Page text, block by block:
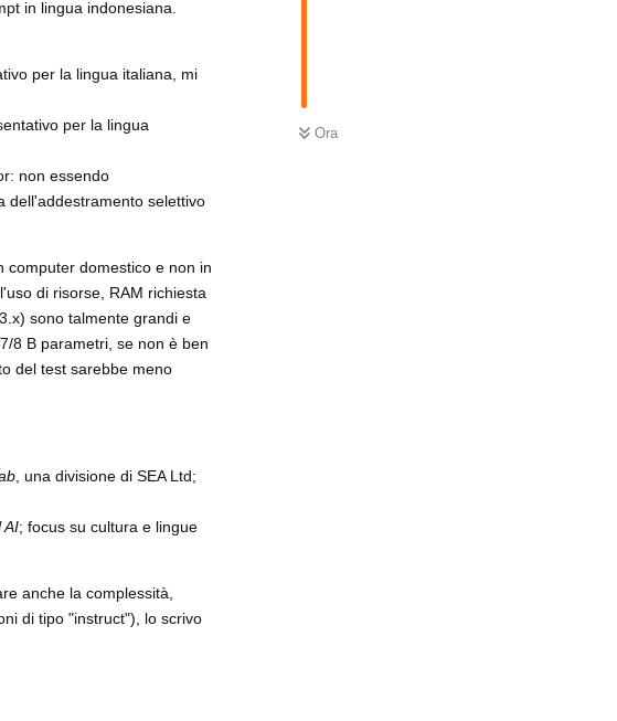
Ora
in lingua indonesiana.
per la lingua italiana, mi
per la lingua
non essendo
dell'addestramento selettivo
computer domestico e non in
di risorse, RAM richiesta
sono talmente grandi e
8 B parametri, se non è ben
del test sarebbe meno
, una divisione di SEA Ltd;
AI; focus su cultura e lingue
anche la complessità,
di tipo "instruct"), lo scrivo